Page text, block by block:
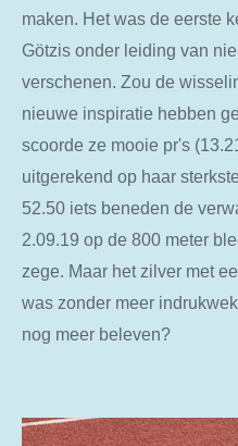
maken. Het was de eerste
Götzis onder leiding van
verschenen. Zou de
nieuwe inspiratie hebben
scoorde ze mooie pr's
uitgerekend op haar
52.50 iets beneden de
2.09.19 op de 800 meter
zege. Maar het zilver met
was zonder meer
nog meer beleven?